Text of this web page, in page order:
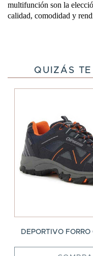
multifunción son la
calidad, comodidad y
QUIZÁS TE
DEPORTIVO FORRO